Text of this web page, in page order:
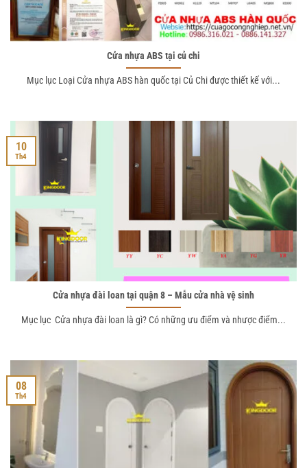
Cửa nhựa ABS tại củ chi
Mục lục Loại Cửa nhựa ABS hàn quốc tại Củ Chi được thiết kế với...
Cửa nhựa đài loan tại quận 8 – Mẫu cửa nhà vệ sinh
Mục lục Cửa nhựa đài loan là gì? Có những ưu điểm và nhược điểm...
10
Th4
08
Th4